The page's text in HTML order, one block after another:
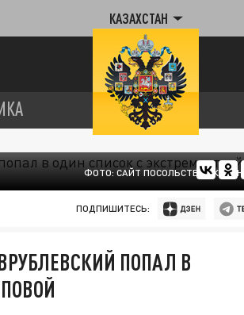
КАЗАХСТАН
ФОТО: САЙТ ПОСОЛЬСТВА
ПОДПИШИТЕСЬ:
ПОПАЛ В